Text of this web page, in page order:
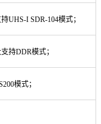
UHS-I SDR-104模式；
持DDR模式；
模式；